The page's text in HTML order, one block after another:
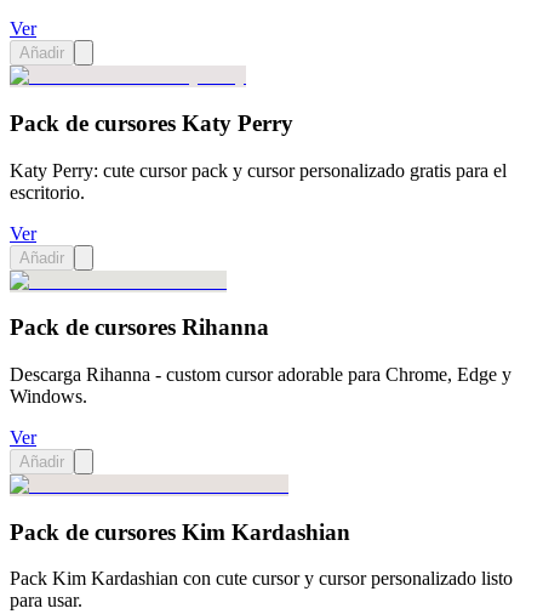
Ver
Añadir
Pack de cursores Katy Perry
Katy Perry: cute cursor pack y cursor personalizado gratis para el
escritorio.
Ver
Añadir
Pack de cursores Rihanna
Descarga Rihanna - custom cursor adorable para Chrome, Edge y
Windows.
Ver
Añadir
Pack de cursores Kim Kardashian
Pack Kim Kardashian con cute cursor y cursor personalizado listo
para usar.